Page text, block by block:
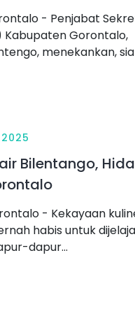
- Penjabat
Kabupaten Gorontalo,
menekankan,
2025
Bilentango,
- Kekayaan
habis untuk
dapur...